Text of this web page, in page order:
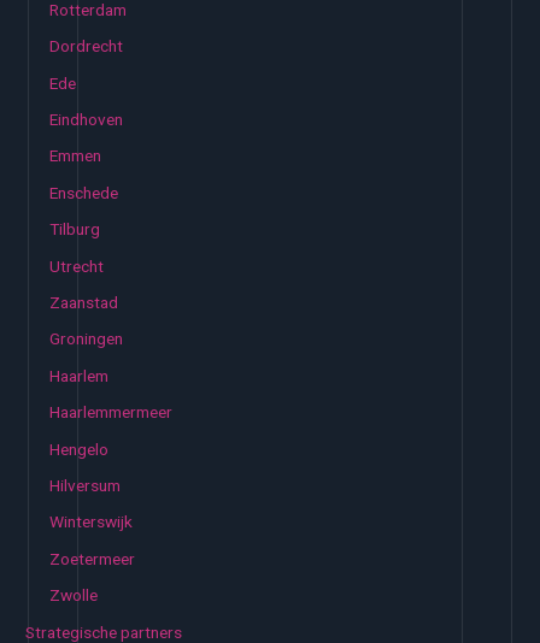
Rotterdam
Dordrecht
Ede
Eindhoven
Emmen
Enschede
Tilburg
Utrecht
Zaanstad
Groningen
Haarlem
Haarlemmermeer
Hengelo
Hilversum
Winterswijk
Zoetermeer
Zwolle
Strategische partners